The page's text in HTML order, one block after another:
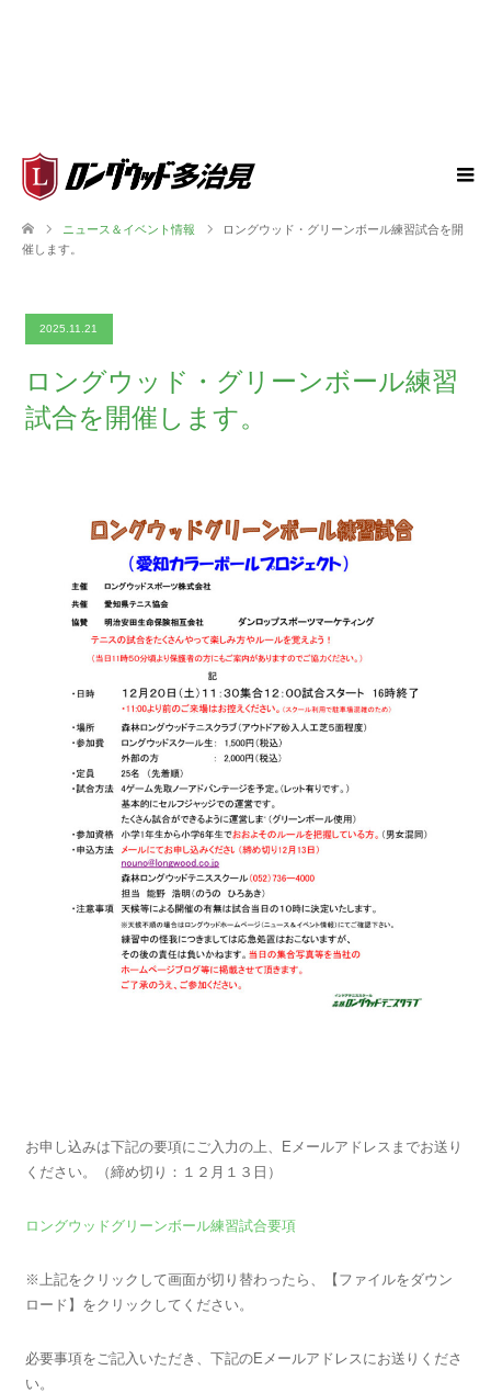
ニュース＆イベント情報
ロングウッド・グリーンボール練習試合を開
催します。
2025.11.21
ロングウッド・グリーンボール練習
試合を開催します。
お申し込みは下記の要項にご入力の上、Eメールアドレスまでお送り
ください。（締め切り：１２月１３日）
ロングウッドグリーンボール練習試合要項
※上記をクリックして画面が切り替わったら、【ファイルをダウン
ロード】をクリックしてください。
必要事項をご記入いただき、下記のEメールアドレスにお送りくださ
い。